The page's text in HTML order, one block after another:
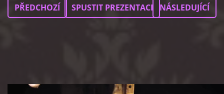
PŘEDCHOZÍ SPUSTIT PREZENTACI NÁSLEDUJÍCÍ